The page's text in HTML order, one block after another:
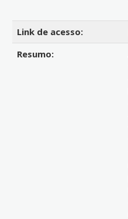
Link de acesso:
Resumo: